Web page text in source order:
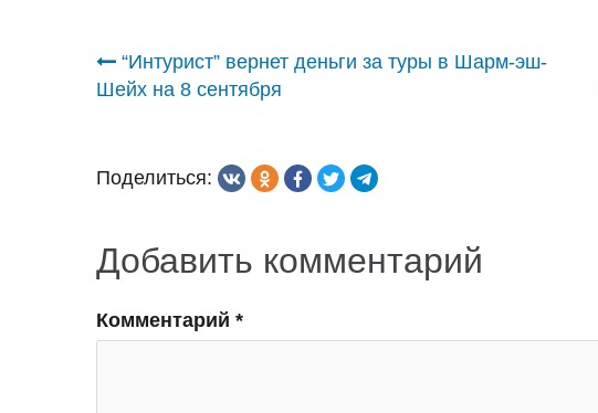
Навигация
записям
“Интурист” вернет деньги за туры в Шарм-эш-
Шейх на 8 сентября
Поделиться:
Добавить комментарий
Комментарий *